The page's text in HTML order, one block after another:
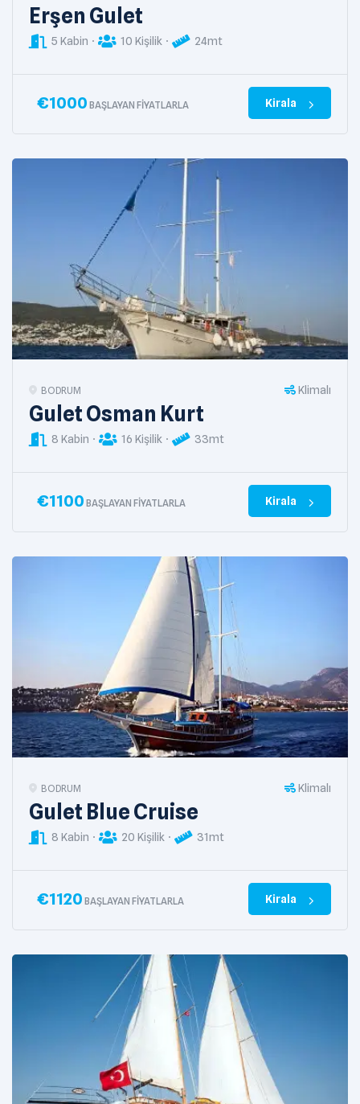
Erşen Gulet
5 Kabin 10 Kişilik 24mt
€1000 BAŞLAYAN FIYATLARLA Kirala
BODRUM Klimalı
Gulet Osman Kurt
8 Kabin 16 Kişilik 33mt
€1100 BAŞLAYAN FIYATLARLA Kirala
BODRUM Klimalı
Gulet Blue Cruise
8 Kabin 20 Kişilik 31mt
€1120 BAŞLAYAN FIYATLARLA Kirala